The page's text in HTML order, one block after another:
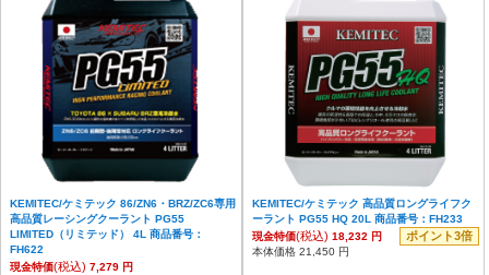
KEMITEC/ケミテック 86/ZN6・BRZ/ZC6専用
高品質レーシングクーラント PG55
LIMITED（リミテッド） 4L 商品番号：
FH622
現金特価(税込) 7,279 円
KEMITEC/ケミテック 高品質ロングライフク
ーラント PG55 HQ 20L 商品番号：FH233
現金特価(税込) 18,232 円 ポイント3倍
本体価格 21,450 円